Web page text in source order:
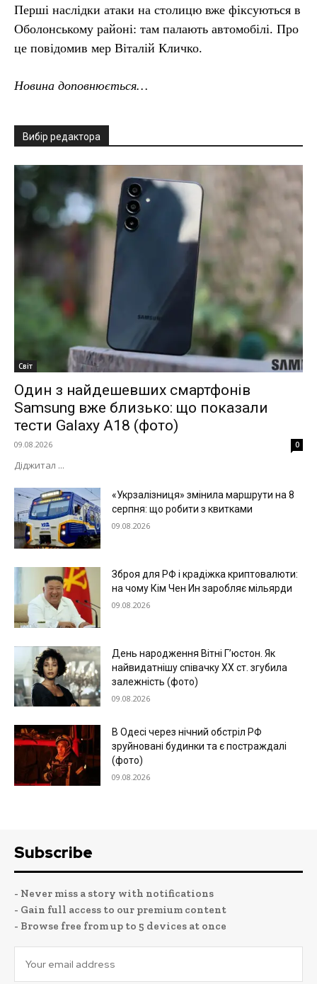
Перші наслідки атаки на столицю вже фіксуються в
Оболонському районі: там палають автомобілі. Про
це повідомив мер Віталій Кличко.
Новина доповнюється…
Вибір редактора
Світ
Один з найдешевших смартфонів
Samsung вже близько: що показали
тести Galaxy A18 (фото)
09.08.2026 0
Діджитал ...
«Укрзалізниця» змінила маршрути на 8
серпня: що робити з квитками
09.08.2026
Зброя для РФ і крадіжка криптовалюти:
на чому Кім Чен Ин заробляє мільярди
09.08.2026
День народження Вітні Гʼюстон. Як
найвидатнішу співачку ХХ ст. згубила
залежність (фото)
09.08.2026
В Одесі через нічний обстріл РФ
зруйновані будинки та є постраждалі
(фото)
09.08.2026
Subscribe
- Never miss a story with notifications
- Gain full access to our premium content
- Browse free from up to 5 devices at once